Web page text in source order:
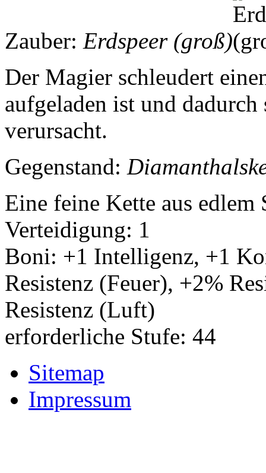
Zauber: Erdspeer (groß)
Der Magier schleudert
aufgeladen ist und
verursacht.
Gegenstand:
Eine feine Kette aus
Verteidigung: 1
Boni: +1 Intelligenz, +1
Resistenz (Feuer), +2%
Resistenz (Luft)
erforderliche Stufe: 44
Sitemap
Impressum